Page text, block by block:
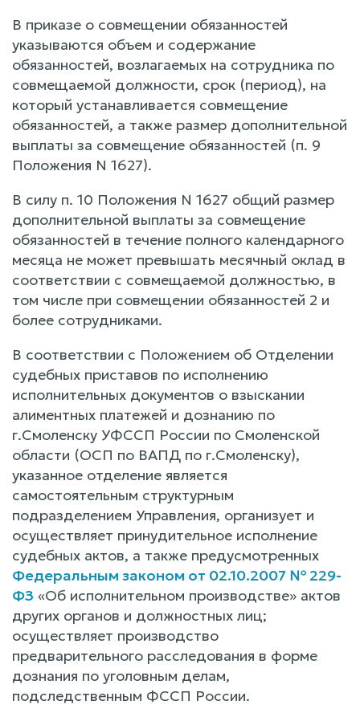
В приказе о совмещении обязанностей
указываются объем и содержание
обязанностей, возлагаемых на сотрудника по
совмещаемой должности, срок (период), на
который устанавливается совмещение
обязанностей, а также размер дополнительной
выплаты за совмещение обязанностей (п. 9
Положения N 1627).
В силу п. 10 Положения N 1627 общий размер
дополнительной выплаты за совмещение
обязанностей в течение полного календарного
месяца не может превышать месячный оклад в
соответствии с совмещаемой должностью, в
том числе при совмещении обязанностей 2 и
более сотрудниками.
В соответствии с Положением об Отделении
судебных приставов по исполнению
исполнительных документов о взыскании
алиментных платежей и дознанию по
г.Смоленску УФССП России по Смоленской
области (ОСП по ВАПД по г.Смоленску),
указанное отделение является
самостоятельным структурным
подразделением Управления, организует и
осуществляет принудительное исполнение
судебных актов, а также предусмотренных
Федеральным законом от 02.10.2007 № 229-
ФЗ «Об исполнительном производстве» актов
других органов и должностных лиц;
осуществляет производство
предварительного расследования в форме
дознания по уголовным делам,
подследственным ФССП России.